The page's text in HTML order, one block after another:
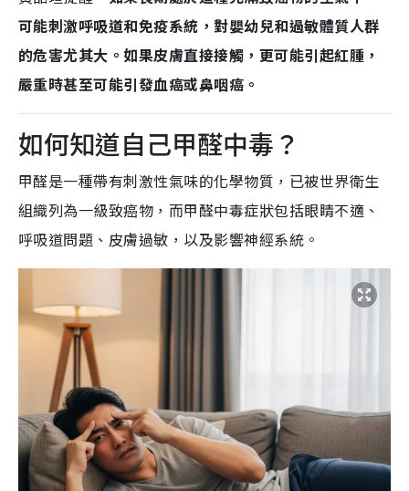
可能刺激呼吸道和免疫系統，對嬰幼兒和過敏體質人群
的危害尤其大。如果皮膚直接接觸，更可能引起紅腫，
嚴重時甚至可能引發血癌或鼻咽癌。
如何知道自己甲醛中毒？
甲醛是一種帶有刺激性氣味的化學物質，已被世界衛生
組織列為一級致癌物，而甲醛中毒症狀包括眼睛不適、
呼吸道問題、皮膚過敏，以及影響神經系統。